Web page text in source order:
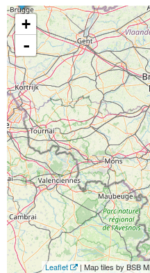
+
-
Leaflet
| Map tiles by BSB